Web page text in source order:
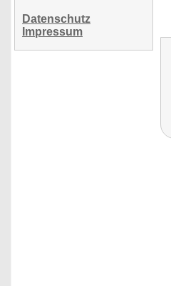
Datenschutz
Impressum